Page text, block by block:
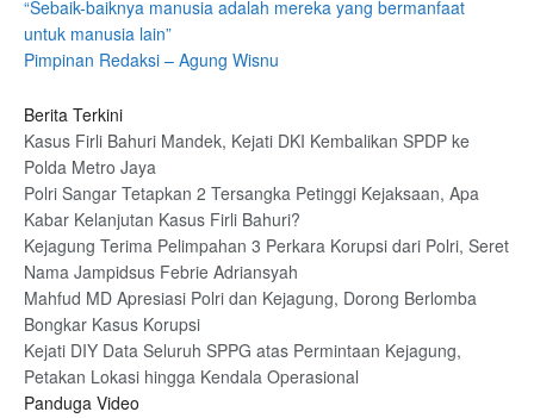
“Sebaik-baiknya manusia adalah mereka yang bermanfaat
untuk manusia lain”
Pimpinan Redaksi – Agung Wisnu
Berita Terkini
Kasus Firli Bahuri Mandek, Kejati DKI Kembalikan SPDP ke
Polda Metro Jaya
Polri Sangar Tetapkan 2 Tersangka Petinggi Kejaksaan, Apa
Kabar Kelanjutan Kasus Firli Bahuri?
Kejagung Terima Pelimpahan 3 Perkara Korupsi dari Polri, Seret
Nama Jampidsus Febrie Adriansyah
Mahfud MD Apresiasi Polri dan Kejagung, Dorong Berlomba
Bongkar Kasus Korupsi
Kejati DIY Data Seluruh SPPG atas Permintaan Kejagung,
Petakan Lokasi hingga Kendala Operasional
Panduga Video